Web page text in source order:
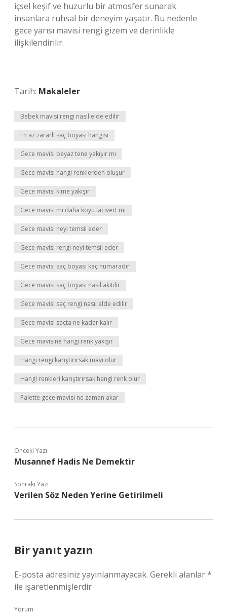
içsel keşif ve huzurlu bir atmosfer sunarak
insanlara ruhsal bir deneyim yaşatır. Bu nedenle
gece yarısı mavisi rengi gizem ve derinlikle
ilişkilendirilir.
Tarih: Makaleler
Bebek mavisi rengi nasıl elde edilir
En az zararlı saç boyası hangisi
Gece mavisi beyaz tene yakışır mı
Gece mavisi hangi renklerden oluşur
Gece mavisi kime yakışır
Gece mavisi mi daha koyu lacivert mi
Gece mavisi neyi temsil eder
Gece mavisi rengi neyi temsil eder
Gece mavisi saç boyası kaç numaradır
Gece mavisi saç boyası nasıl akıtılır
Gece mavisi saç rengi nasıl elde edilir
Gece mavisi saçta ne kadar kalır
Gece mavisine hangi renk yakışır
Hangi rengi karıştırırsak mavi olur
Hangi renkleri karıştırırsak hangi renk olur
Palette gece mavisi ne zaman akar
Önceki Yazı
Musannef Hadis Ne Demektir
Sonraki Yazı
Verilen Söz Neden Yerine Getirilmeli
Bir yanıt yazın
E-posta adresiniz yayınlanmayacak. Gerekli alanlar*
ile işaretlenmişlerdir
Yorum